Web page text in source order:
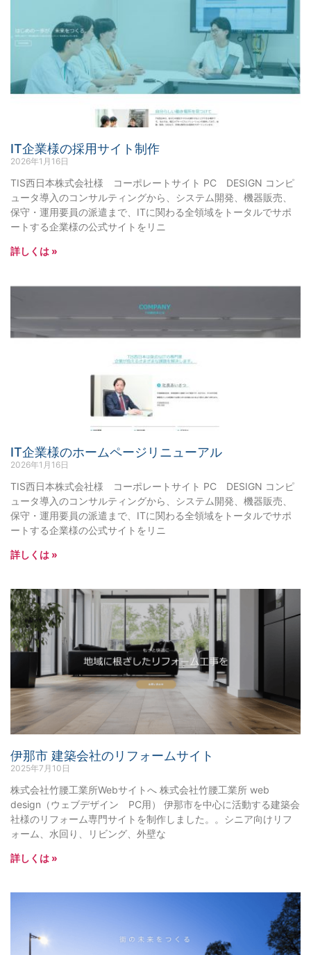
IT企業様の採用サイト制作
2026年1月16日
TIS西日本株式会社様 コーポレートサイト PC DESIGN コンピ
ュータ導入のコンサルティングから、システム開発、機器販売、
保守・運用要員の派遣まで、ITに関わる全領域をトータルでサポ
ートする企業様の公式サイトをリニ
詳しくは »
IT企業様のホームページリニューアル
2026年1月16日
TIS西日本株式会社様 コーポレートサイト PC DESIGN コンピ
ュータ導入のコンサルティングから、システム開発、機器販売、
保守・運用要員の派遣まで、ITに関わる全領域をトータルでサポ
ートする企業様の公式サイトをリニ
詳しくは »
伊那市 建築会社のリフォームサイト
2025年7月10日
株式会社竹腰工業所Webサイトへ 株式会社竹腰工業所 web
design（ウェブデザイン PC用） 伊那市を中心に活動する建築会
社様のリフォーム専門サイトを制作しました。。シニア向けリフ
ォーム、水回り、リビング、外壁な
詳しくは »